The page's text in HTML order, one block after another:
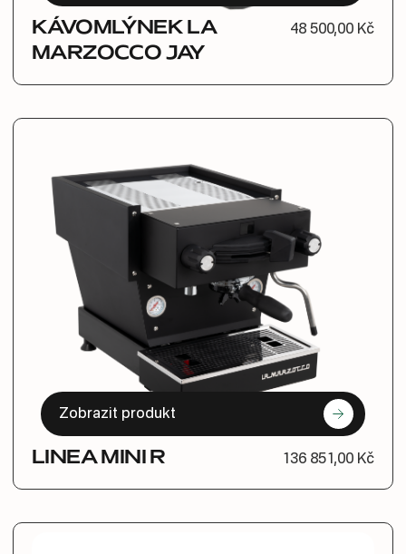
KÁVOMLÝNEK LA
MARZOCCO JAY
48 500,00 Kč
Zobrazit produkt
LINEA MINI R 136 851,00 Kč